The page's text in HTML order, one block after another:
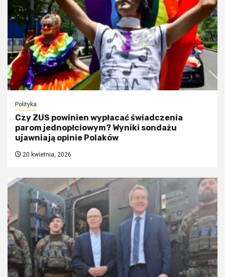
Polityka
Czy ZUS powinien wypłacać świadczenia
parom jednopłciowym? Wyniki sondażu
ujawniają opinie Polaków
20 kwietnia, 2026